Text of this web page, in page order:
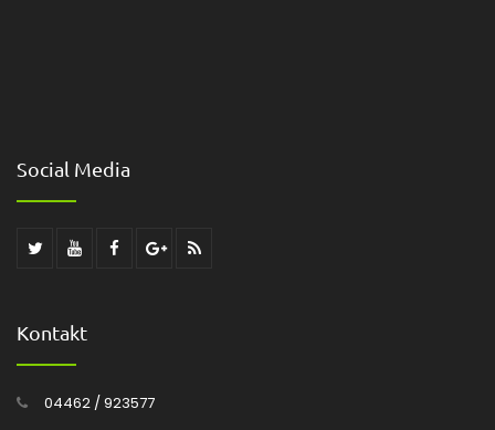
Social Media
Kontakt
04462 / 923577